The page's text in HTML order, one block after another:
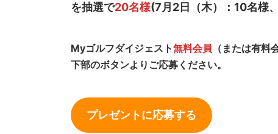
を抽選で20名様(7月2日（木）：10名様
Myゴルフダイジェスト無料会員 （または有料
下部のボタンよりご応募ください。
プレゼントに応募する